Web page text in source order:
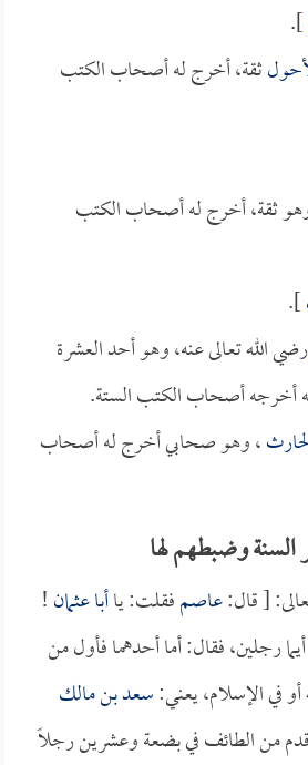
].
ثقة، أخرج له أصحاب الكتب
ثقة، أخرج له أصحاب الكتب
].
رضي الله تعالى عنه، وهو أحد العشرة
أخرجه أصحاب الكتب الستة.
، وهو صحابي أخرج له أصحاب
وضبطهم لها
[ قال:عاصمفقلت: ياأبا عثمان!
رجلين، فقال: أما أحدهما فأول من
في الإسلام، يعني:سعد بن مالك
من الطائف في بضعة وعشرين رجلاً